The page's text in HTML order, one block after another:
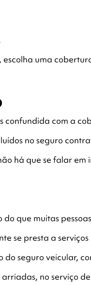
uma
confundida com a
no seguro
há que se falar em
que muitas
se presta a
do seguro veicular,
no serviço